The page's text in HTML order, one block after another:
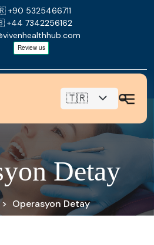
+90 5325466711
+44 7342256162
yon Detay
> Operasyon Detay